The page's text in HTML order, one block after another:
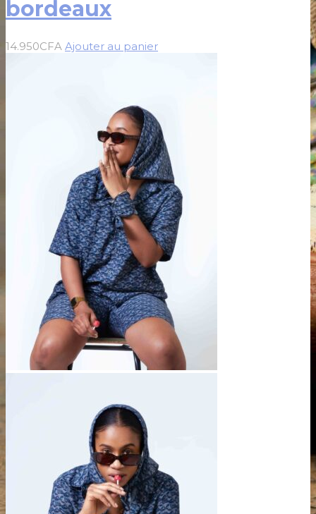
bordeaux
14.950CFA Ajouter au panier